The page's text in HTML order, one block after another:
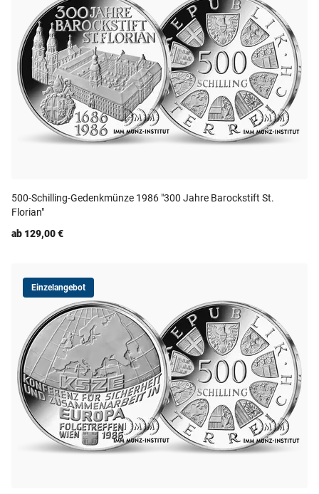
500-Schilling-Gedenkmünze 1986 "300 Jahre Barockstift St.
Florian"
ab 129,00 €
Einzelangebot